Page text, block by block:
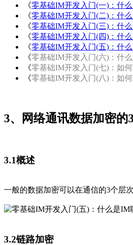
《零基础IM开发入门(一)：什
《零基础IM开发入门(二)：什
《零基础IM开发入门(三)：什
《零基础IM开发入门(四)：什
《零基础IM开发入门(五)：什
《零基础IM开发入门(六)：什
《零基础IM开发入门(七)：如
《零基础IM开发入门(八)：如
3、网络通讯数据加密的
3.1概述
一般的数据加密可以在通信的3个层
3.2链路加密